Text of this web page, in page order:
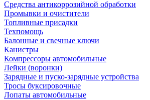
Средства антикоррозийной обработки
Промывки и очистители
Топливные присадки
Техпомощь
Балонные и свечные ключи
Канистры
Компрессоры автомобильные
Лейки (воронки)
Зарядные и пуско-зарядные устройства
Тросы буксировочные
Лопаты автомобильные